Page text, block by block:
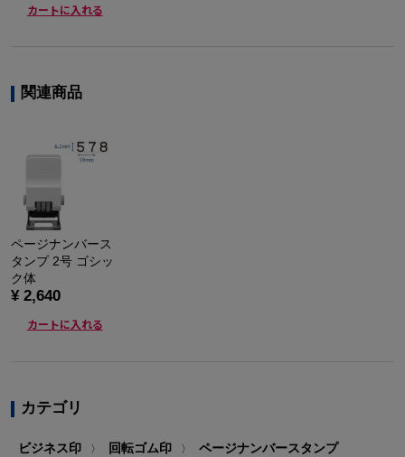
カートに入れる
関連商品
ページナンバース
タンプ 2号 ゴシッ
ク体
¥ 2,640
カートに入れる
カテゴリ
ビジネス印 〉 回転ゴム印 〉 ページナンバースタンプ